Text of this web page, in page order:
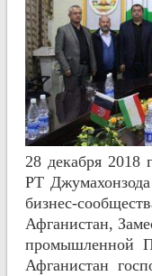
28 декабря 2018
РТ
бизнес-
Афганистан,
промышленной
Афганистан